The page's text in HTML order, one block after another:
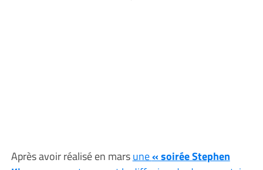
Après avoir réalisé en marsune« soirée Stephen